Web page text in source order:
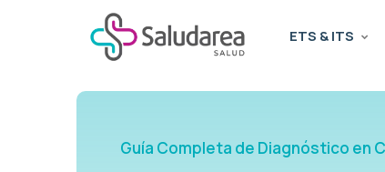
ETS & ITS
Guía Completa de Diagnóstico en